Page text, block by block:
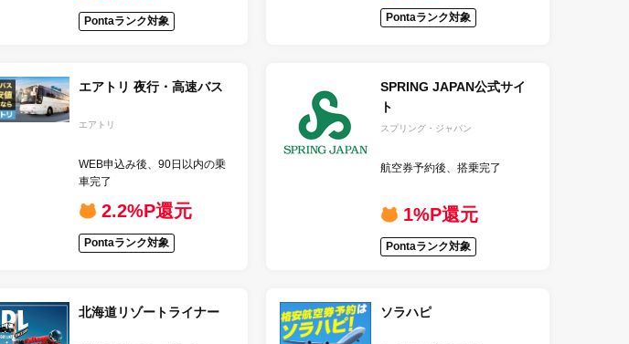
Pontaランク対象 Pontaランク対象
エアトリ 夜行・高速バス
エアトリ
WEB申込み後、90日以内の乗
車完了
2.2%P還元
Pontaランク対象
SPRING JAPAN公式サイ
ト
スプリング・ジャパン
航空券予約後、搭乗完了
1%P還元
Pontaランク対象
北海道リゾートライナー ソラハピ